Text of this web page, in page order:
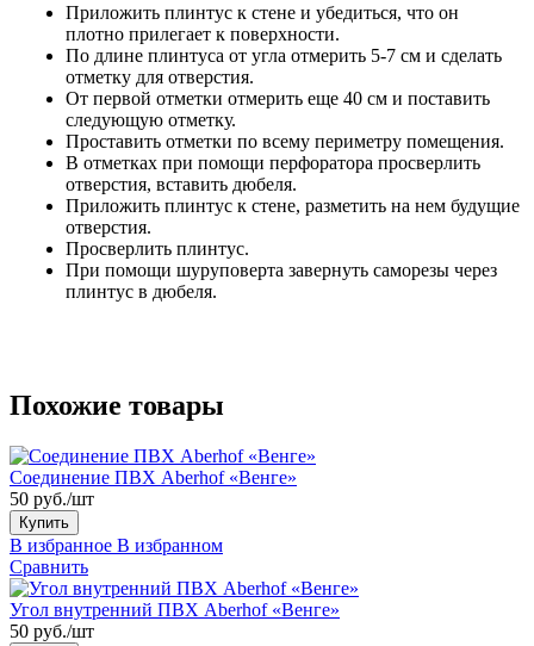
Приложить плинтус к стене и убедиться, что он
плотно прилегает к поверхности.
По длине плинтуса от угла отмерить 5-7 см и сделать
отметку для отверстия.
От первой отметки отмерить еще 40 см и поставить
следующую отметку.
Проставить отметки по всему периметру помещения.
В отметках при помощи перфоратора просверлить
отверстия, вставить дюбеля.
Приложить плинтус к стене, разметить на нем будущие
отверстия.
Просверлить плинтус.
При помощи шуруповерта завернуть саморезы через
плинтус в дюбеля.
Похожие товары
Соединение ПВХ Aberhof «Венге»
50 руб./шт
Купить
В избранное В избранном
Сравнить
Угол внутренний ПВХ Aberhof «Венге»
50 руб./шт